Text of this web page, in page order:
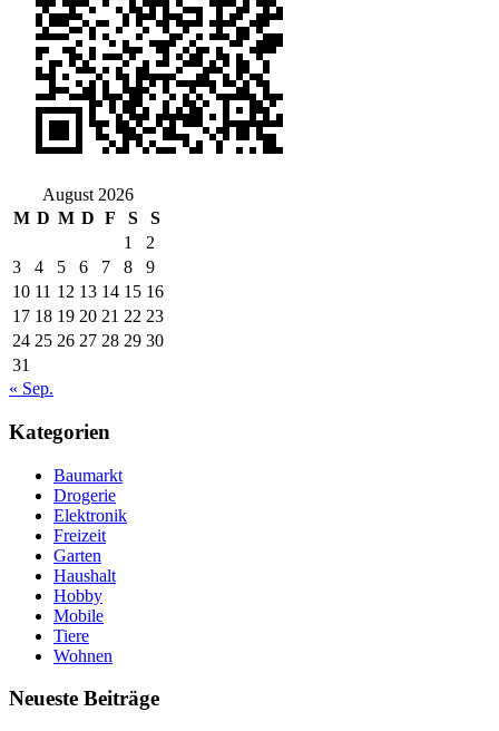
August 2026
M D M D F S
S
1
2
3
4 5 6 7 8
9
10 11 12 13 14 15 16
17 18 19 20 21 22 23
24 25 26 27 28 29 30
31
« Sep.
Kategorien
Baumarkt
Drogerie
Elektronik
Freizeit
Garten
Haushalt
Hobby
Mobile
Tiere
Wohnen
Neueste Beiträge